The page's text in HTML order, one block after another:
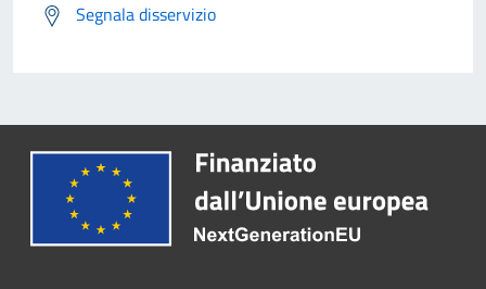
Segnala disservizio